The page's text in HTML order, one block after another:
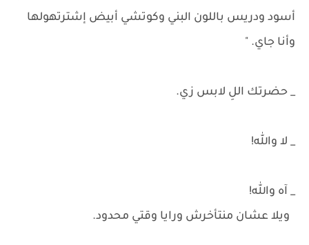
أسود ودريس باللون البني وكوتشي أبيض إشترتهولها
وأنا جاي. "
_ حضرتك اللِ لابس زي.
_ لا والله!
_ آه والله!
ويلا عشان منتأخرش ورايا وقتي محدود.